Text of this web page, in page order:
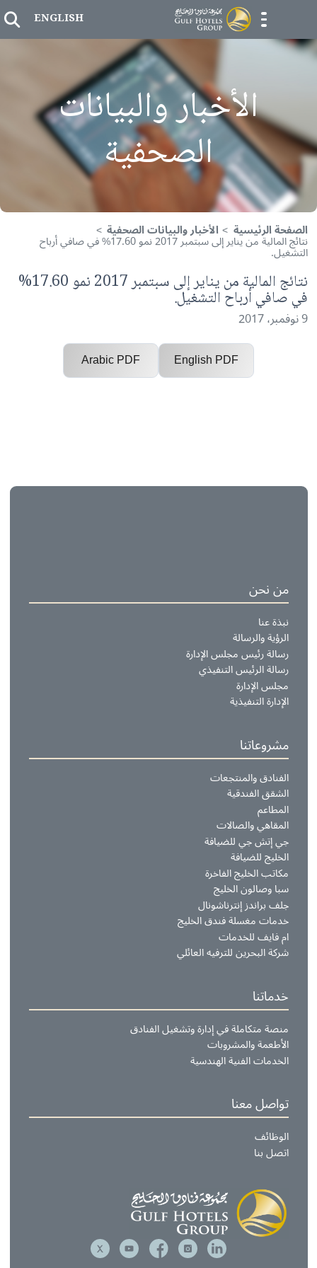
menu opener
ENGLISH
الأخبار والبيانات
الصحفية
الرئيسية الأخبار والبيانات الصحفية
‏نتائج المالية من يناير إلى سبتمبر 2017 نمو 17.60% في صافي أرباح
أرباح التشغيل.
نحن
عنا
والرسالة
الرئيس التنفيذي
الإدارة
التنفيذية
والمنتجعات
الفندقية
والصالات
إتش جي للضيافة
للضيافة
وصالون الخليج
براندز إنترناشونال
مغسلة فندق الخليج
فايف للخدمات
البحرين للترفيه العائلي
متكاملة في إدارة وتشغيل الفنادق
والمشروبات
معنا